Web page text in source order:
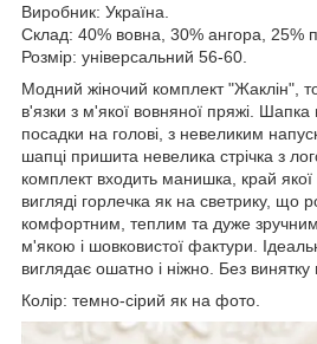
Виробник: Україна.
Склад: 40% вовна, 30% ангора, 25%
Розмір: універсальний 56-60.
Модний жіночий комплект "Жаклін",
в'язки з м'якої вовняної пряжі.
посадки на голові, з невеликим
шапці пришита невелика стрічка з
комплект входить манишка, край
вигляді горлечка як на светрику, що
комфортним, теплим та дуже
м'якою і шовковистої фактури.
виглядає ошатно і ніжно. Без винятку
Колір: темно-сірий як на фото.